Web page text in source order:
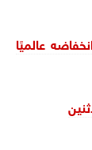
عالميًا